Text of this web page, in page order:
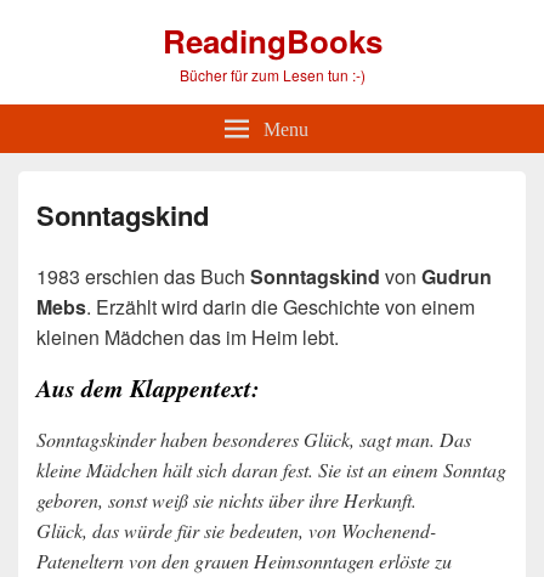
ReadingBooks
Bücher für zum Lesen tun :-)
Menu
Sonntagskind
1983 erschien das Buch Sonntagskind von Gudrun
Mebs. Erzählt wird darin die Geschichte von einem
kleinen Mädchen das im Heim lebt.
Aus dem Klappentext:
Sonntagskinder haben besonderes Glück, sagt man. Das
kleine Mädchen hält sich daran fest. Sie ist an einem Sonntag
geboren, sonst weiß sie nichts über ihre Herkunft.
Glück, das würde für sie bedeuten, von Wochenend-
Pateneltern von den grauen Heimsonntagen erlöste zu